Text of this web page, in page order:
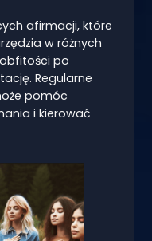
afirmacji, które
w różnych
po
Regularne
pomóc
i kierować